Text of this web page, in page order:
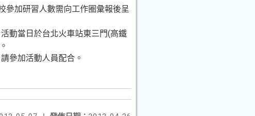
參加研習人數需向工作圈彙報後呈
動當日於台北火車站東三門(高鐵
參加活動人員配合。